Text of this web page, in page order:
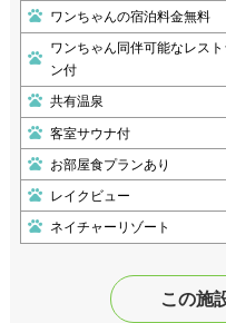
ワンちゃんの宿泊料金無料
ワンちゃん同伴可能なレスト
ン付
共有温泉
客室サウナ付
お部屋食プランあり
レイクビュー
ネイチャーリゾート
この施